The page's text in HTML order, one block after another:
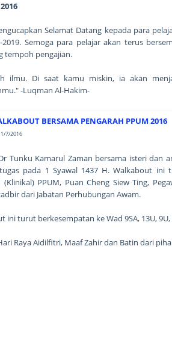
Selamat Datang kepada para
2019. Semoga para pelajar akan terus
tempoh pengajian.
ilmu. Di saat kamu miskin, ia akan
-Luqman Al-Hakim-
BERSAMA PENGARAH PPUM 2016
7/2016
Tunku Kamarul Zaman bersama isteri dan
pada 1 Syawal 1437 H. Walkabout
(Klinikal) PPUM, Puan Cheng Siew Ting,
dari Jabatan Perhubungan Awam.
ini turut berkesempatan ke Wad 9SA, 13U,
Raya Aidilfitri, Maaf Zahir dan Batin dari